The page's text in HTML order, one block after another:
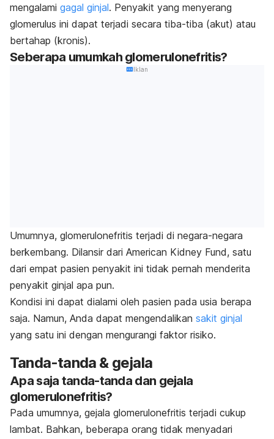
mengalami gagal ginjal. Penyakit yang menyerang
glomerulus ini dapat terjadi secara tiba-tiba (akut) atau
bertahap (kronis).
Seberapa umumkah glomerulonefritis?
Iklan
Umumnya, glomerulonefritis terjadi di negara-negara
berkembang. Dilansir dari American Kidney Fund, satu
dari empat pasien penyakit ini tidak pernah menderita
penyakit ginjal apa pun.
Kondisi ini dapat dialami oleh pasien pada usia berapa
saja. Namun, Anda dapat mengendalikan sakit ginjal
yang satu ini dengan mengurangi faktor risiko.
Tanda-tanda & gejala
Apa saja tanda-tanda dan gejala
glomerulonefritis?
Pada umumnya, gejala glomerulonefritis terjadi cukup
lambat. Bahkan, beberapa orang tidak menyadari